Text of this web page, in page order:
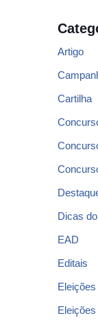
Artigo
Cartilha
Dicas
EAD
Editais